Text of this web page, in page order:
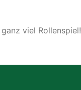
viel Rollenspiel!